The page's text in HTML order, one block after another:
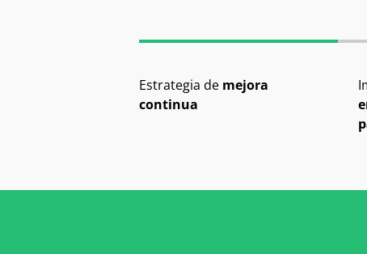
Estrategia de mejora
continua